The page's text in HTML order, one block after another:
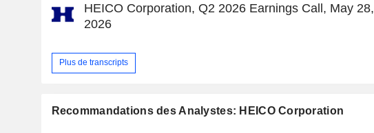
HEICO Corporation, Q2 2026 Earnings Call, May 28,
2026
Plus de transcripts
Recommandations des Analystes: HEICO Corporation